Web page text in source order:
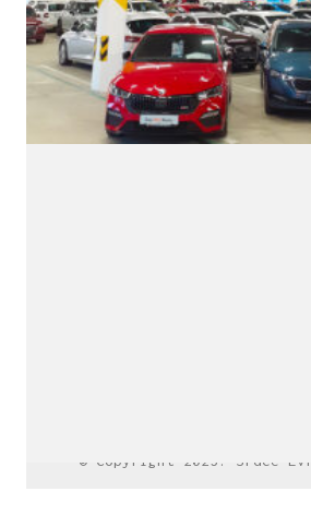
© Copyright 2025. Srdce